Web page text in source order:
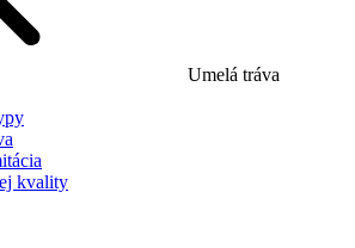
Umelá tráva
kvality